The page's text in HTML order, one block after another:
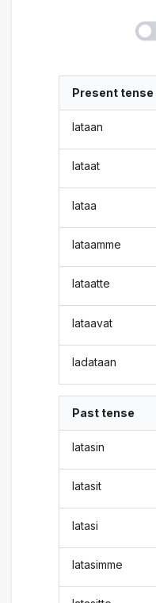
Present tense
lataan
lataat
lataa
lataamme
lataatte
lataavat
ladataan
Past tense
latasin
latasit
latasi
latasimme